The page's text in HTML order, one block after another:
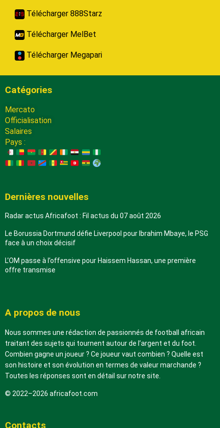
Télécharger 888Starz
Télécharger MelBet
Télécharger Megapari
Catégories
Mercato
Officialisation
Salaires
Pays :
Dernières nouvelles
Radar actus Africafoot : Fil actus du 07 août 2026
Le Borussia Dortmund défie Liverpool pour Ibrahim Mbaye, le PSG
face à un choix décisif
L’OM passe à l’offensive pour Haissem Hassan, une première
offre transmise
A propos de nous
Nous sommes une rédaction de passionnés de football africain
traitant des sujets qui tournent autour de l’argent et du foot.
Combien gagne un joueur ? Ce joueur vaut combien ? Quelle est
son histoire et son évolution en termes de valeur marchande ?
Toutes les réponses sont en détail sur notre site.
© 2022–2026 africafoot.com
Contacts